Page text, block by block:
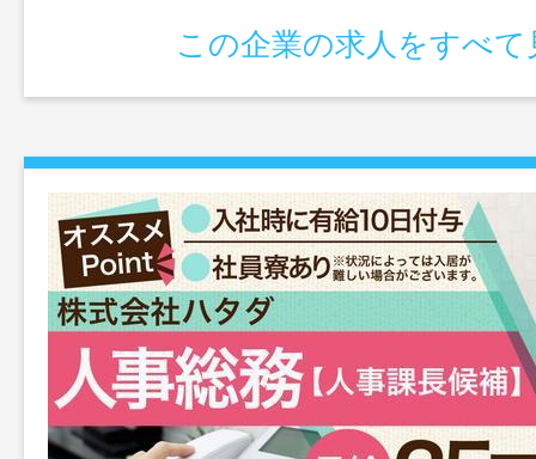
この企業の求人をすべて